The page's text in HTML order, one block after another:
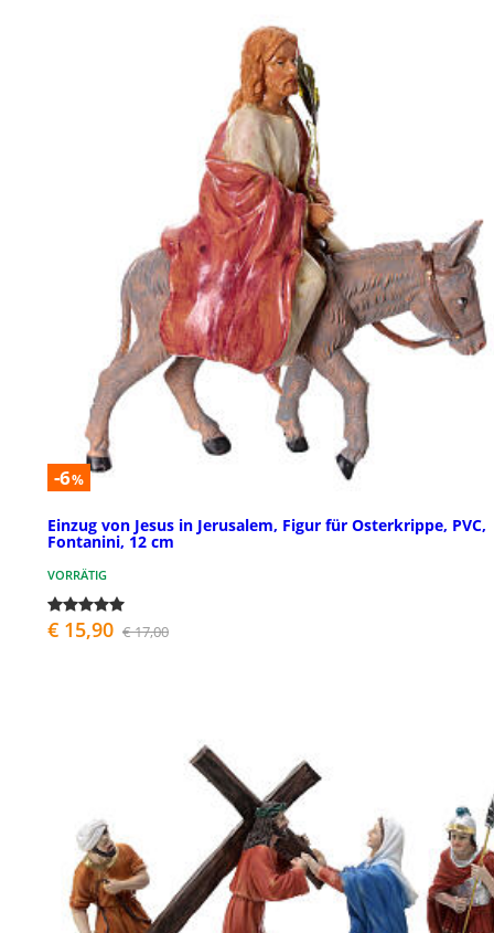
-6%
Einzug von Jesus in Jerusalem, Figur für Osterkrippe, PVC,
Fontanini, 12 cm
VORRÄTIG
€ 15,90 € 17,00